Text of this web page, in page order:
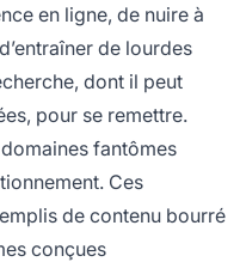
en ligne, de nuire à
de lourdes
dont il peut
pour se remettre.
fantômes
Ces
de contenu bourré
conçues